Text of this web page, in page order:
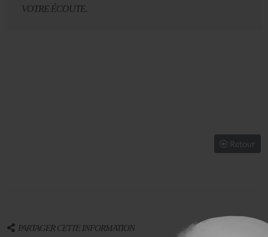
VOTRE ÉCOUTE.
Retour
PARTAGER CETTE INFORMATION